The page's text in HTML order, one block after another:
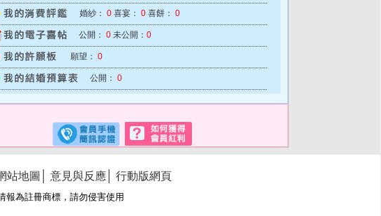
婚紗： 0 喜宴： 0 喜餅： 0
公開： 0 未公開： 0
願望： 0
公開： 0
站地圖 意見與反應 行動版網頁
報為註冊商標，請勿侵害使用